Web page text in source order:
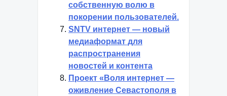
собственную волю в
покорении пользователей.
SNTV интернет — новый
медиаформат для
распространения
новостей и контента
Проект «Воля интернет —
оживление Севастополя в